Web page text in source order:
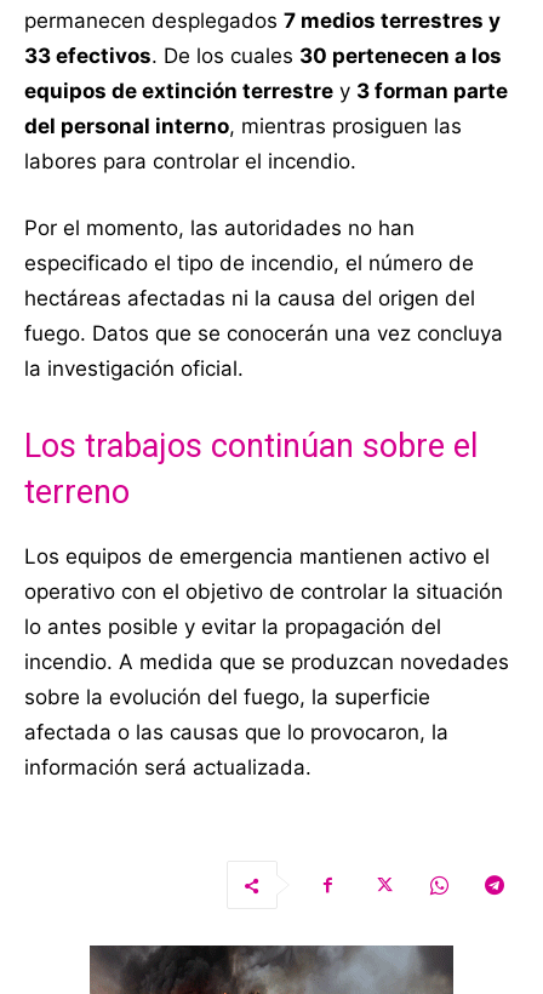
permanecen desplegados 7 medios terrestres y
33 efectivos. De los cuales 30 pertenecen a los
equipos de extinción terrestre y 3 forman parte
del personal interno, mientras prosiguen las
labores para controlar el incendio.
Por el momento, las autoridades no han
especificado el tipo de incendio, el número de
hectáreas afectadas ni la causa del origen del
fuego. Datos que se conocerán una vez concluya
la investigación oficial.
Los trabajos continúan sobre el
terreno
Los equipos de emergencia mantienen activo el
operativo con el objetivo de controlar la situación
lo antes posible y evitar la propagación del
incendio. A medida que se produzcan novedades
sobre la evolución del fuego, la superficie
afectada o las causas que lo provocaron, la
información será actualizada.